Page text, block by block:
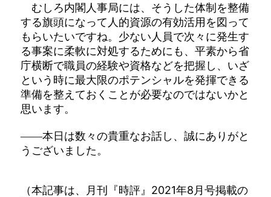
むしろ内閣人事局には、そうした体制を整備
する旗頭になって人的資源の有効活用を図って
もらいたいですね。少ない人員で次々に発生す
る事案に柔軟に対処するためにも、平素から省
庁横断で職員の経験や資格などを把握し、いざ
という時に最大限のポテンシャルを発揮できる
準備を整えておくことが必要なのではないかと
思います。
――本日は数々の貴重なお話し、誠にありがと
うございました。
（本記事は、月刊『時評』2021年8月号掲載の